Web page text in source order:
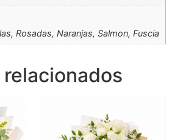
Rosadas, Naranjas, Salmon, Fuscia